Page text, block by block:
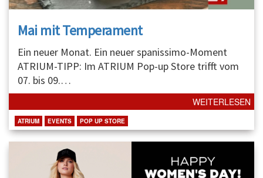
Mai mit Temperament
Ein neuer Monat. Ein neuer spanissimo-Moment
ATRIUM-TIPP: Im ATRIUM Pop-up Store trifft vom
07. bis 09.…
WEITERLESEN
ATRIUM EVENTS POP UP STORE